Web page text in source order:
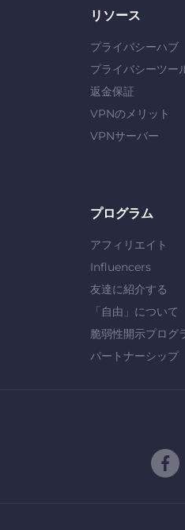
リソース
プライバシーハブ
プライバシーツー
返金保証
VPNのメリット
VPNサーバー
プログラム
アフィリエイト
Influencers
友達に紹介する
「自由」について
脆弱性開示プログ
パートナーシップ